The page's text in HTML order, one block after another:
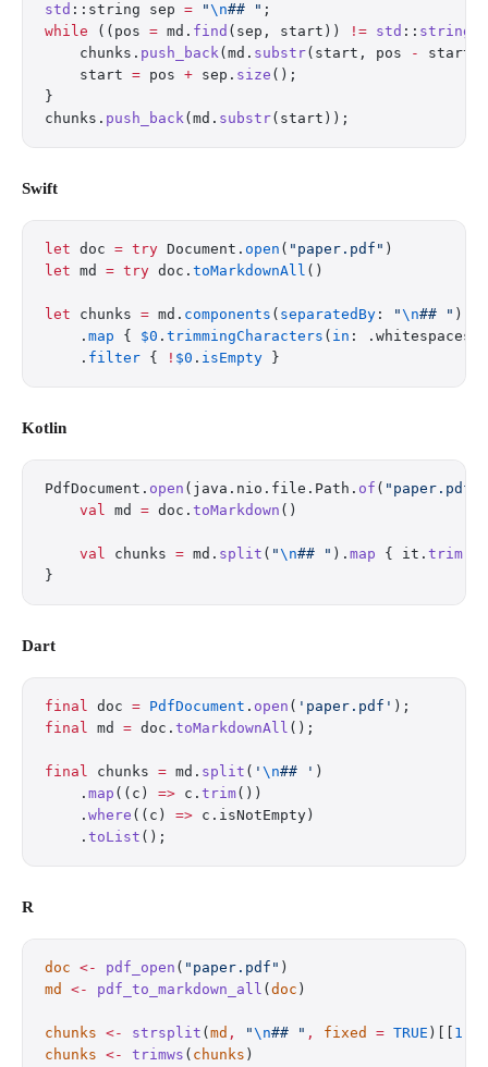
std ::string sep = "\n## " ;
while ((pos = md. find (sep, start)) != std :: string
    chunks.
push_back(md. substr(start, pos -
    start
= pos + sep. size ();
}
chunks. push_back(md. substr(start));
Swift
let doc = try Document. open ( "paper.pdf" )
let md = try doc. toMarkdownAll ()
let chunks = md. components ( separatedBy : "\n## " )
    .
map { $0 . trimmingCharacters ( in :
    .
filter { ! $0 . isEmpty }
Kotlin
PdfDocument. open (java.nio.file.Path. of ( "paper.pdf"
    val
md = doc. toMarkdown ()
    val
chunks = md. split ( "\n## " ). map { it. trim
}
Dart
final doc = PdfDocument . open ( 'paper.pdf' );
final md = doc. toMarkdownAll ();
final chunks = md. split ( ' \n## ' )
    .
map ((c) => c. trim())
    .
where ((c) => c.isNotEmpty)
    .
toList ();
R
doc <- pdf_open ( "paper.pdf" )
md
<- pdf_to_markdown_all ( doc )
chunks <- strsplit ( md , "\n## " , fixed = TRUE )[[ 1
chunks <- trimws ( chunks )